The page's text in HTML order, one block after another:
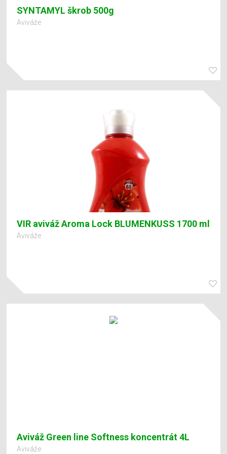
SYNTAMYL škrob 500g
Aviváže
VIR aviváž Aroma Lock BLUMENKUSS 1700 ml
Aviváže
Aviváž Green line Softness koncentrát 4L
Aviváže